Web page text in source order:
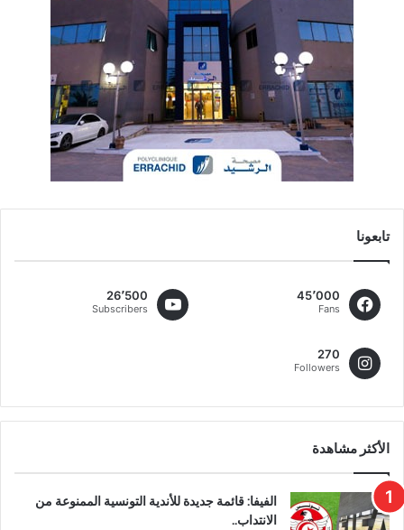
تابعونا
45٬000
Fans
26٬500
Subscribers
270
Followers
الأكثر مشاهدة
الفيفا: قائمة جديدة للأندية التونسية الممنوعة من
الانتداب..